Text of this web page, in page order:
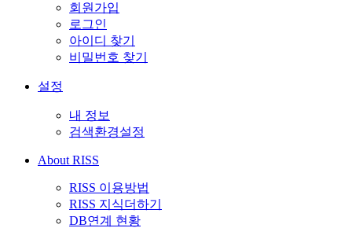
회원가입
로그인
아이디 찾기
비밀번호 찾기
설정
내 정보
검색환경설정
About RISS
RISS 이용방법
RISS 지식더하기
DB연계 현황